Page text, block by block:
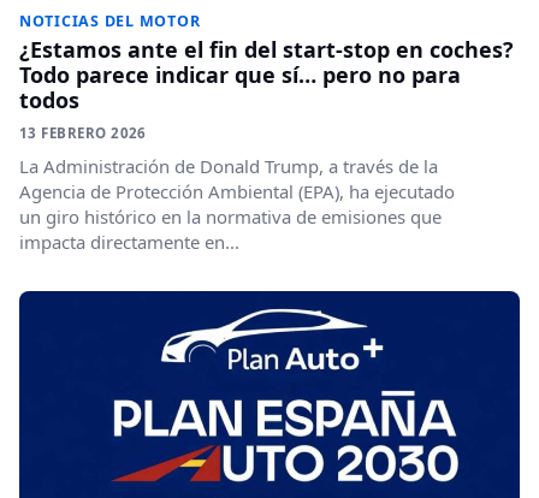
NOTICIAS DEL MOTOR
¿Estamos ante el fin del start-stop en coches?
Todo parece indicar que sí… pero no para
todos
13 FEBRERO 2026
La Administración de Donald Trump, a través de la
Agencia de Protección Ambiental (EPA), ha ejecutado
un giro histórico en la normativa de emisiones que
impacta directamente en...